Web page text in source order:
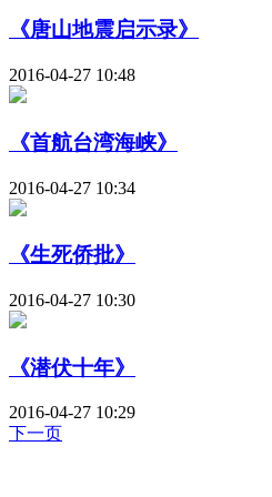
《唐山地震启示录》
2016-04-27 10:48
《首航台湾海峡》
2016-04-27 10:34
《生死侨批》
2016-04-27 10:30
《潜伏十年》
2016-04-27 10:29
下一页